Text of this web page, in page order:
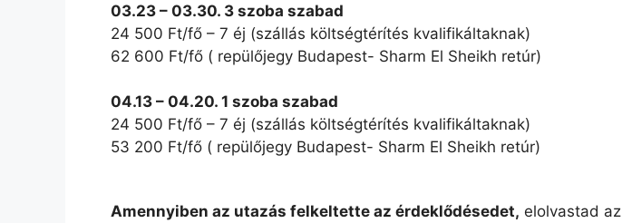
03.23 – 03.30. 3 szoba szabad
24 500 Ft/fő – 7 éj (szállás költségtérítés kvalifikáltaknak)
62 600 Ft/fő ( repülőjegy Budapest- Sharm El Sheikh retúr)
04.13 – 04.20. 1 szoba szabad
24 500 Ft/fő – 7 éj (szállás költségtérítés kvalifikáltaknak)
53 200 Ft/fő ( repülőjegy Budapest- Sharm El Sheikh retúr)
Amennyiben az utazás felkeltette az érdeklődésedet, elolvastad az